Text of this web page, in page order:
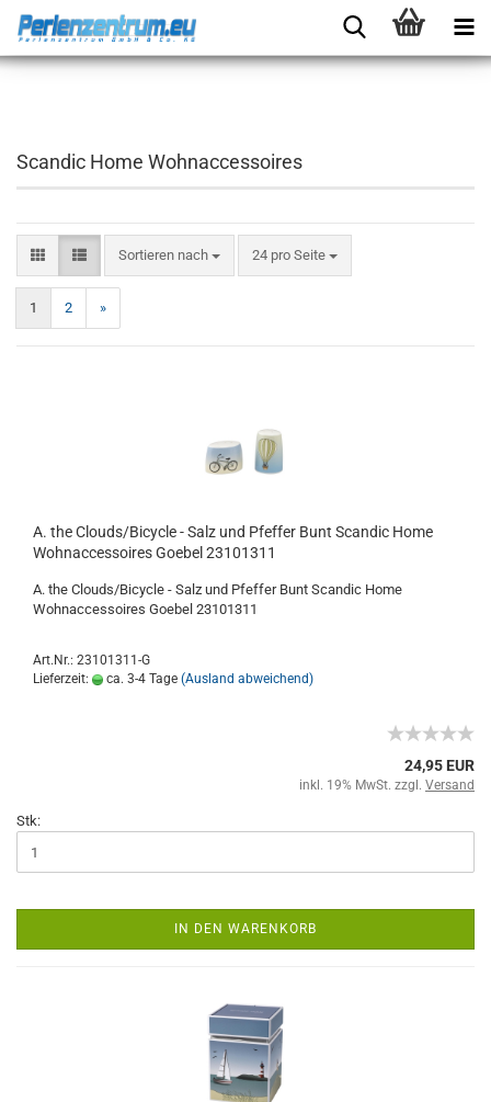
Scandic Home Wohnaccessoires
Sortieren nach 24 pro Seite
1 2 »
A. the Clouds/Bicycle - Salz und Pfeffer Bunt Scandic Home
Wohnaccessoires Goebel 23101311
A. the Clouds/Bicycle - Salz und Pfeffer Bunt Scandic Home
Wohnaccessoires Goebel 23101311
Art.Nr.: 23101311-G
Lieferzeit:
ca. 3-4 Tage (Ausland abweichend)
24,95 EUR
inkl. 19% MwSt. zzgl. Versand
Stk:
IN DEN WARENKORB